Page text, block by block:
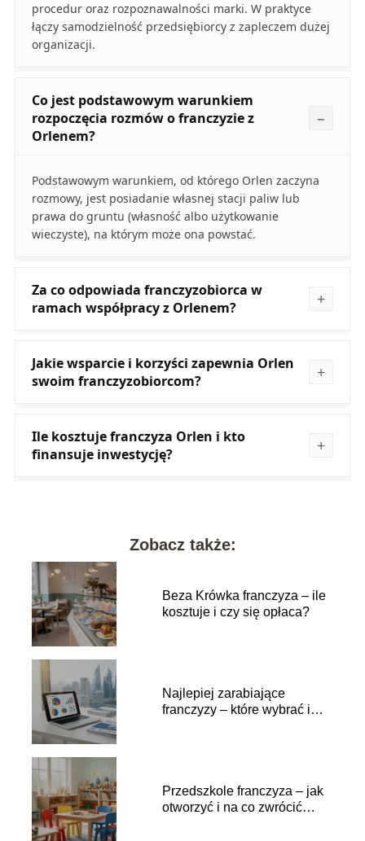
procedur oraz rozpoznawalności marki. W praktyce
łączy samodzielność przedsiębiorcy z zapleczem dużej
organizacji.
Co jest podstawowym warunkiem
rozpoczęcia rozmów o franczyzie z
Orlenem?
Podstawowym warunkiem, od którego Orlen zaczyna
rozmowy, jest posiadanie własnej stacji paliw lub
prawa do gruntu (własność albo użytkowanie
wieczyste), na którym może ona powstać.
Za co odpowiada franczyzobiorca w
ramach współpracy z Orlenem?
Jakie wsparcie i korzyści zapewnia Orlen
swoim franczyzobiorcom?
Ile kosztuje franczyza Orlen i kto
finansuje inwestycję?
Zobacz także:
Beza Krówka franczyza – ile
kosztuje i czy się opłaca?
Najlepiej zarabiające
franczyzy – które wybrać i
Przedszkole franczyza – jak
otworzyć i na co zwrócić